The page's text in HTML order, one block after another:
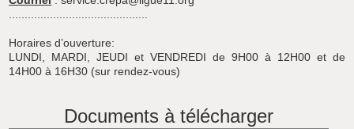
Horaires d’ouverture:
LUNDI, MARDI, JEUDI et VENDREDI de 9H00 à 12H00 et de
14H00 à 16H30 (sur rendez-vous)
Documents à télécharger